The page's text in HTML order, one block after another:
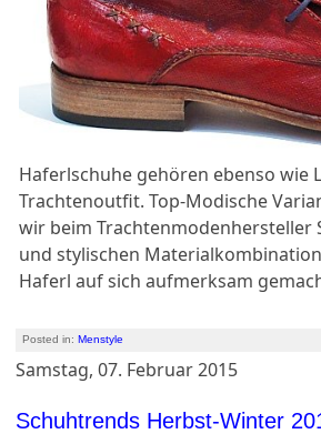
Haferlschuhe gehören ebenso
Trachtenoutfit. Top-Modische
wir beim
und stylischen
Haferl auf sich aufmerksam
Posted in:Menstyle
Samstag, 07. Februar 2015
Schuhtrends Herbst-Winter